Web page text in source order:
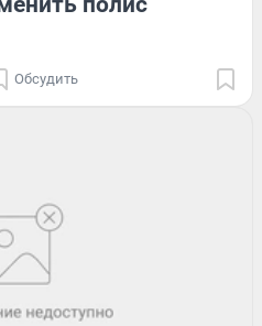
Обсудить